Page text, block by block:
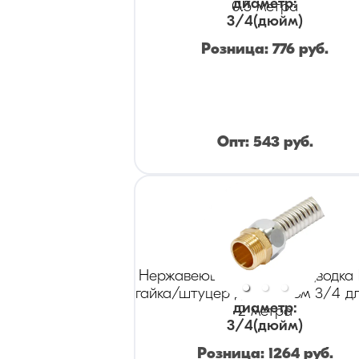
0.5 метра
диаметр:
3/4(дюйм)
Розница:776 руб.
Опт: 543руб.
Нержавеющая гибкая подводка
гайка/штуцер диаметром 3/4
2 метра
диаметр:
3/4(дюйм)
Розница: 1264руб.